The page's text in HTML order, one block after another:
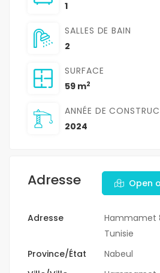
1
SALLES DE BAIN
2
SURFACE
59 m2
ANNÉE DE
2024
Adresse Open
Adresse
Hammamet
Tunisie
Province/État
Nabeul